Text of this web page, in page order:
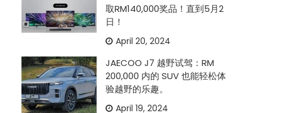
取RM140,000奖品！直到5月2
日！
April 20, 2024
JAECOO J7 越野试驾：RM
200,000 内的 SUV 也能轻松体
验越野的乐趣。
April 19, 2024